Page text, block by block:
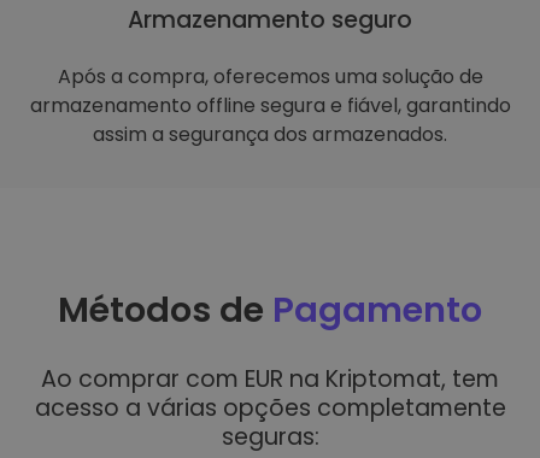
Armazenamento seguro
Após a compra, oferecemos uma solução de
armazenamento offline segura e fiável, garantindo
assim a segurança dos armazenados.
Métodos de Pagamento
Ao comprar com EUR na Kriptomat, tem
acesso a várias opções completamente
seguras: